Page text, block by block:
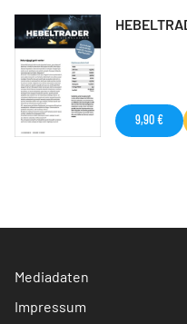
9,90 €
Mediadaten
Impressum